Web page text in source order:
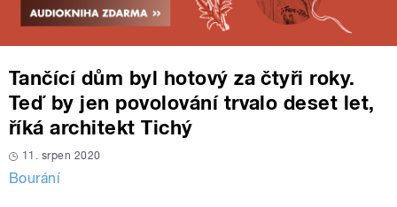
Tančící dům byl hotový za čtyři roky.
Teď by jen povolování trvalo deset let,
říká architekt Tichý
11. srpen 2020
Bourání